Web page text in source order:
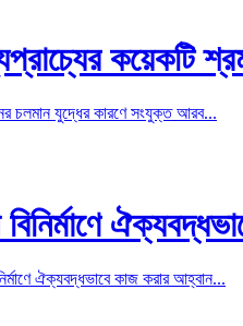
কয়েকটি
চলমান যুদ্ধের কারণে সংযুক্ত আরব...
বিনির্মাণে
ঐক্যবদ্ধভাবে কাজ করার আহ্বান...